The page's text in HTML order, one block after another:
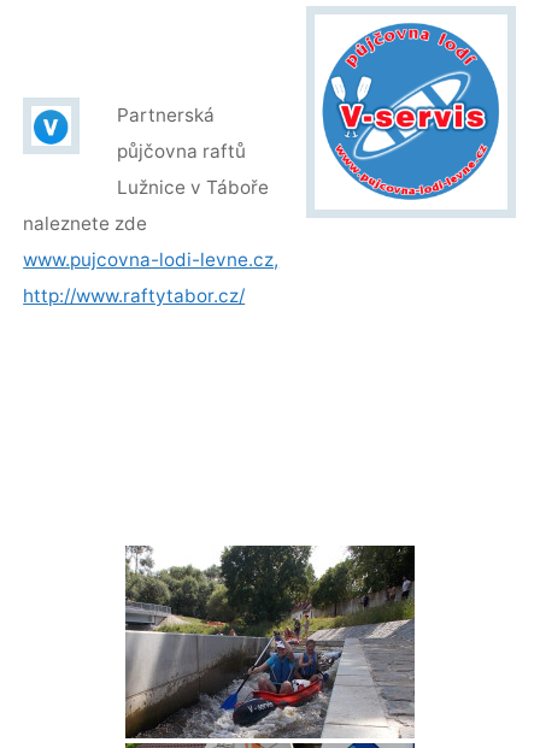
Partnerská
půjčovna raftů
Lužnice v Táboře
naleznete zde
www.pujcovna-lodi-levne.cz,
http://www.raftytabor.cz/